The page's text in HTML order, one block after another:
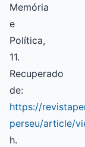
Memória
e
Política,
11.
Recuperado
de:
https://
perseu/article/
h.